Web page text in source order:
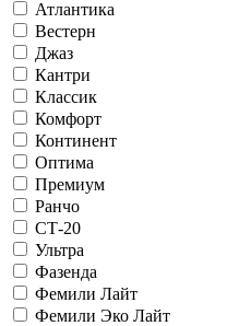
Атлантика
Вестерн
Джаз
Кантри
Классик
Комфорт
Континент
Оптима
Премиум
Ранчо
СТ-20
Ультра
Фазенда
Фемили Лайт
Фемили Эко Лайт